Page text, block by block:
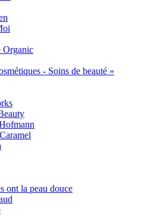
Organic
- Soins de beauté »
ont la peau douce